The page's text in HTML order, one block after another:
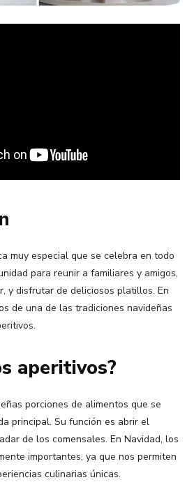
muy especial que se celebra en todo
para reunir a familiares y amigos,
y disfrutar de deliciosos platillos. En
de una de las tradiciones navideñas
aperitivos?
porciones de alimentos que se
principal. Su función es abrir el
de los comensales. En Navidad, los
importantes, ya que nos permiten
culinarias únicas.